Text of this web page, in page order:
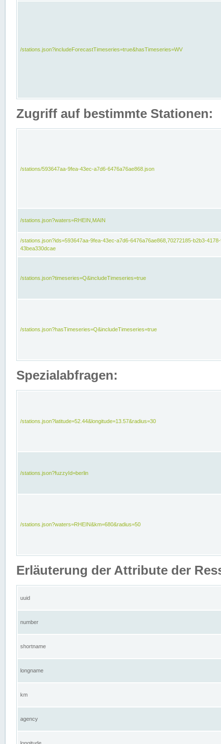
/stations.json?includeForecastTimeseries=true&hasTimeseries=WV
Zugriff auf bestimmte Stationen:
/stations/593647aa-9fea-43ec-a7d6-6476a76ae868.json
/stations.json?waters=RHEIN,MAIN
/stations.json?ids=593647aa-9fea-43ec-a7d6-6476a76ae868,70272185-b2b3-
43bea330dcae
/stations.json?timeseries=Q&includeTimeseries=true
/stations.json?hasTimeseries=Q&includeTimeseries=true
Spezialabfragen:
/stations.json?latitude=52.44&longitude=13.57&radius=30
/stations.json?fuzzyId=berlin
/stations.json?waters=RHEIN&km=680&radius=50
Erläuterung der Attribute der
uuid
number
shortname
longname
km
agency